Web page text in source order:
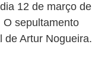
12 de março de
O sepultamento
de Artur Nogueira.